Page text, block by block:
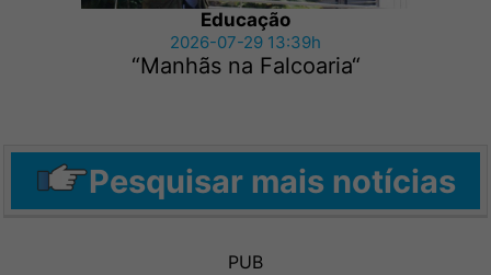
Educação
2026-07-29 13:39h
“Manhãs na Falcoaria“
Pesquisar mais notícias
PUB